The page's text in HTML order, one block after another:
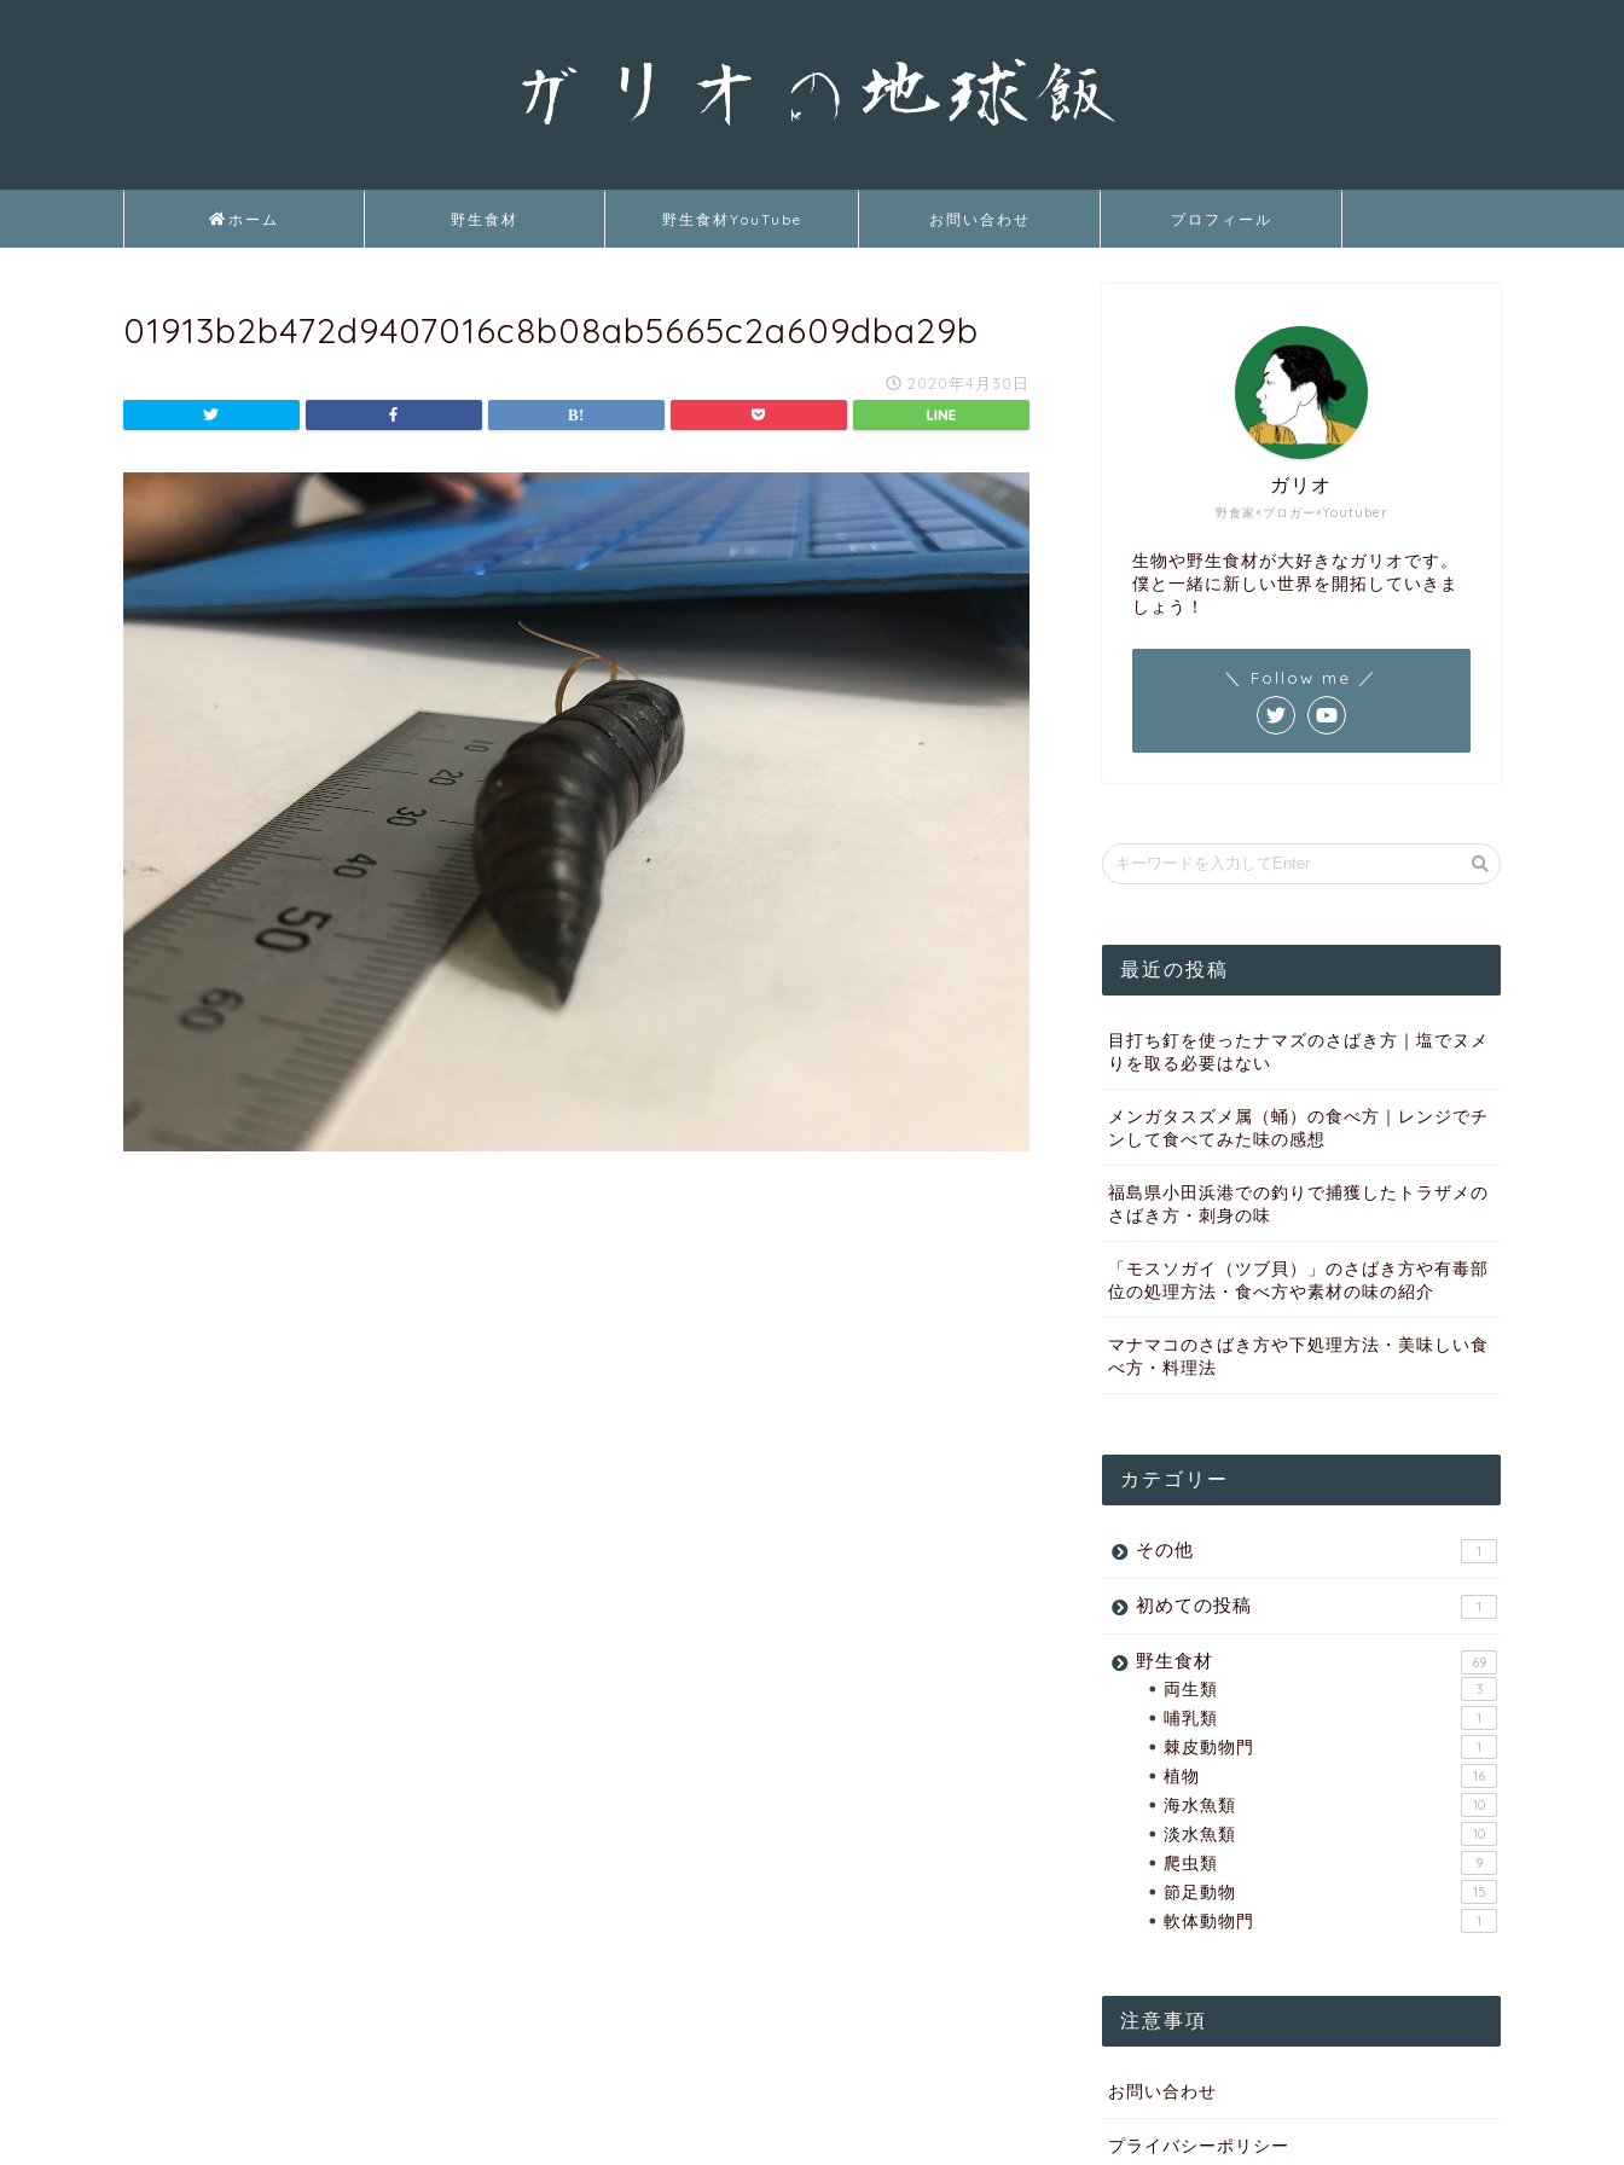
ホーム 野生食材 野生食材YouTube お問い合わせ プロフィール
01913b2b472d9407016c8b08ab5665c2a609dba29b
2020年4月30日
野食家×ブロガー×Youtuber
ガリオ
生物や野生食材が大好きなガリオです。
僕と一緒に新しい世界を開拓していきま
しょう！
＼ Follow me ／
最近の投稿
目打ち釘を使ったナマズのさばき方｜塩でヌメ
りを取る必要はない
メンガタスズメ属（蛹）の食べ方｜レンジでチ
ンして食べてみた味の感想
福島県小田浜港での釣りで捕獲したトラザメの
さばき方・刺身の味
「モスソガイ（ツブ貝）」のさばき方や有毒部
位の処理方法・食べ方や素材の味の紹介
マナマコのさばき方や下処理方法・美味しい食
べ方・料理法
カテゴリー
その他 1
初めての投稿 1
野生食材 69
両生類 3
哺乳類 1
棘皮動物門 1
植物 16
海水魚類 10
淡水魚類 10
爬虫類 9
節足動物 15
軟体動物門 1
注意事項
お問い合わせ
プライバシーポリシー